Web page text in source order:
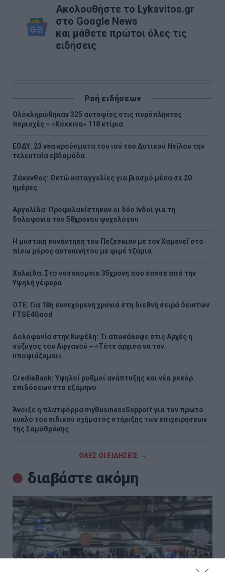
Ακολουθήστε το Lykavitos.gr
στο Google News
και μάθετε πρώτοι όλες τις
ειδήσεις
Ροή ειδήσεων
Ολοκληρώθηκαν 325 αυτοψίες στις πυρόπληκτες
περιοχές – «Κόκκινα» 118 κτίρια
ΕΟΔΥ: 23 νέα κρούσματα του ιού του Δυτικού Νείλου την
τελευταία εβδομάδα
Ζάκυνθος: Οκτώ καταγγελίες για βιασμό μέσα σε 20
ημέρες
Αργολίδα: Προφυλακίστηκαν οι δύο Ινδοί για τη
δολοφονία του 58χρονου ψυχολόγου
Η μυστική συνάντηση του Πεζεσκιάν με τον Χαμενεΐ στο
πίσω μέρος αυτοκινήτου με φιμέ τζάμια
Χαλκίδα: Στο νοσοκομείο 35χρονη που έπεσε από την
Υψηλή γέφυρα
ΟΤΕ: Για 18η συνεχόμενη χρονιά στη διεθνή σειρά δεικτών
FTSE4Good
Δολοφονία στην Κυψέλη: Τι αποκάλυψε στις Αρχές η
σύζυγος του Αφγανού – «Τότε άρχισα να τον
υποψιάζομαι»
CrediaBank: Υψηλοί ρυθμοί ανάπτυξης και νέα ρεκόρ
επιδόσεων στο εξάμηνο
Άνοιξε η πλατφόρμα myBusinessSupport για τον πρώτο
κύκλο του ειδικού σχήματος στήριξης των επιχειρήσεων
της Σαμοθράκης
ΟΛΕΣ ΟΙ ΕΙΔΗΣΕΙΣ →
διαβάστε ακόμη